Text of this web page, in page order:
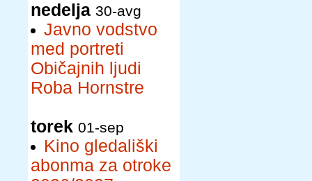
nedelja 30-avg
Javno vodstvo
med portreti
Običajnih ljudi
Roba Hornstre
torek 01-sep
Kino gledališki
abonma za otroke